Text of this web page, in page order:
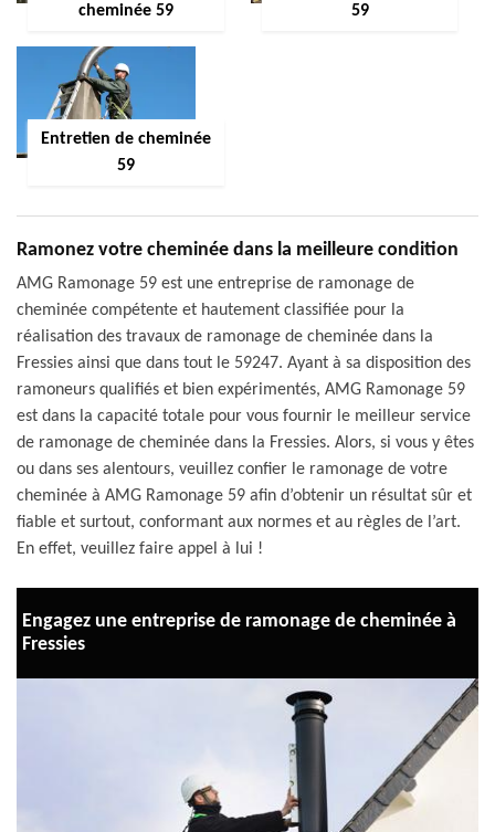
cheminée 59
59
Entretien de cheminée
59
Ramonez votre cheminée dans la meilleure condition
AMG Ramonage 59 est une entreprise de ramonage de
cheminée compétente et hautement classifiée pour la
réalisation des travaux de ramonage de cheminée dans la
Fressies ainsi que dans tout le 59247. Ayant à sa disposition des
ramoneurs qualifiés et bien expérimentés, AMG Ramonage 59
est dans la capacité totale pour vous fournir le meilleur service
de ramonage de cheminée dans la Fressies. Alors, si vous y êtes
ou dans ses alentours, veuillez confier le ramonage de votre
cheminée à AMG Ramonage 59 afin d’obtenir un résultat sûr et
fiable et surtout, conformant aux normes et au règles de l’art.
En effet, veuillez faire appel à lui !
Engagez une entreprise de ramonage de cheminée à
Fressies